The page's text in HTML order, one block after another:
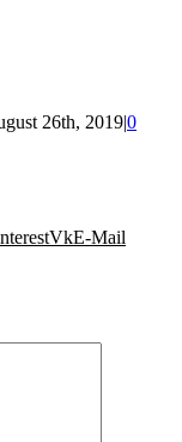
26th, 2019|0
VkE-Mail